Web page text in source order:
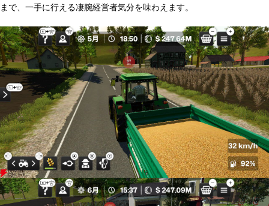
まで、一手に行える凄腕経営者気分を味わえます。